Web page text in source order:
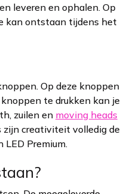
leveren en ophalen. Op
kan ontstaan tijdens het
Op deze knoppen
te drukken kan je
zuilen en moving heads
zijn creativiteit volledig de
Premium.